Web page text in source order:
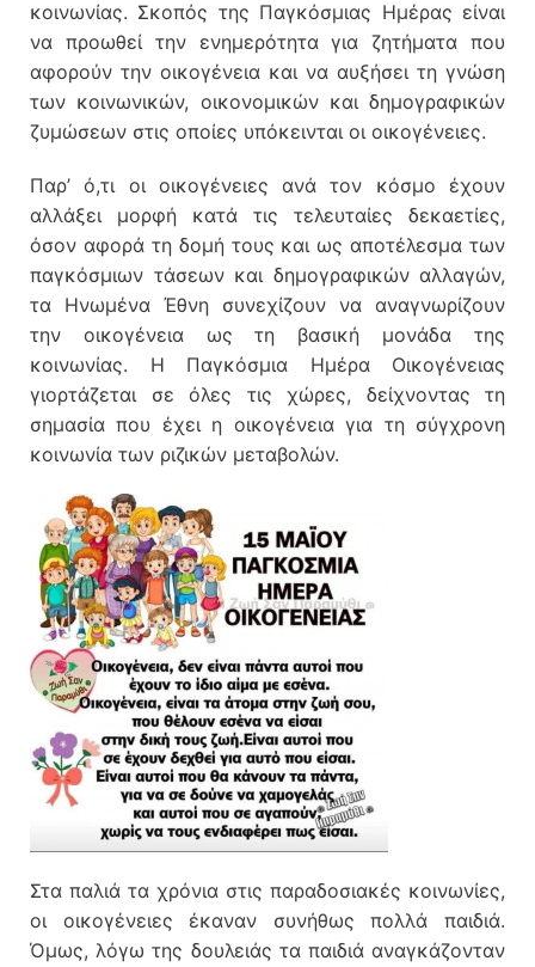
κοινωνίας. Σκοπός της Παγκόσμιας Ημέρας είναι
να προωθεί την ενημερότητα για ζητήματα που
αφορούν την οικογένεια και να αυξήσει τη γνώση
των κοινωνικών, οικονομικών και δημογραφικών
ζυμώσεων στις οποίες υπόκεινται οι οικογένειες.
Παρ’ ό,τι οι οικογένειες ανά τον κόσμο έχουν
αλλάξει μορφή κατά τις τελευταίες δεκαετίες,
όσον αφορά τη δομή τους και ως αποτέλεσμα των
παγκόσμιων τάσεων και δημογραφικών αλλαγών,
τα Ηνωμένα Έθνη συνεχίζουν να αναγνωρίζουν
την οικογένεια ως τη βασική μονάδα της
κοινωνίας. Η Παγκόσμια Ημέρα Οικογένειας
γιορτάζεται σε όλες τις χώρες, δείχνοντας τη
σημασία που έχει η οικογένεια για τη σύγχρονη
κοινωνία των ριζικών μεταβολών.
Στα παλιά τα χρόνια στις παραδοσιακές κοινωνίες,
οι οικογένειες έκαναν συνήθως πολλά παιδιά.
Όμως, λόγω της δουλειάς τα παιδιά αναγκάζονταν